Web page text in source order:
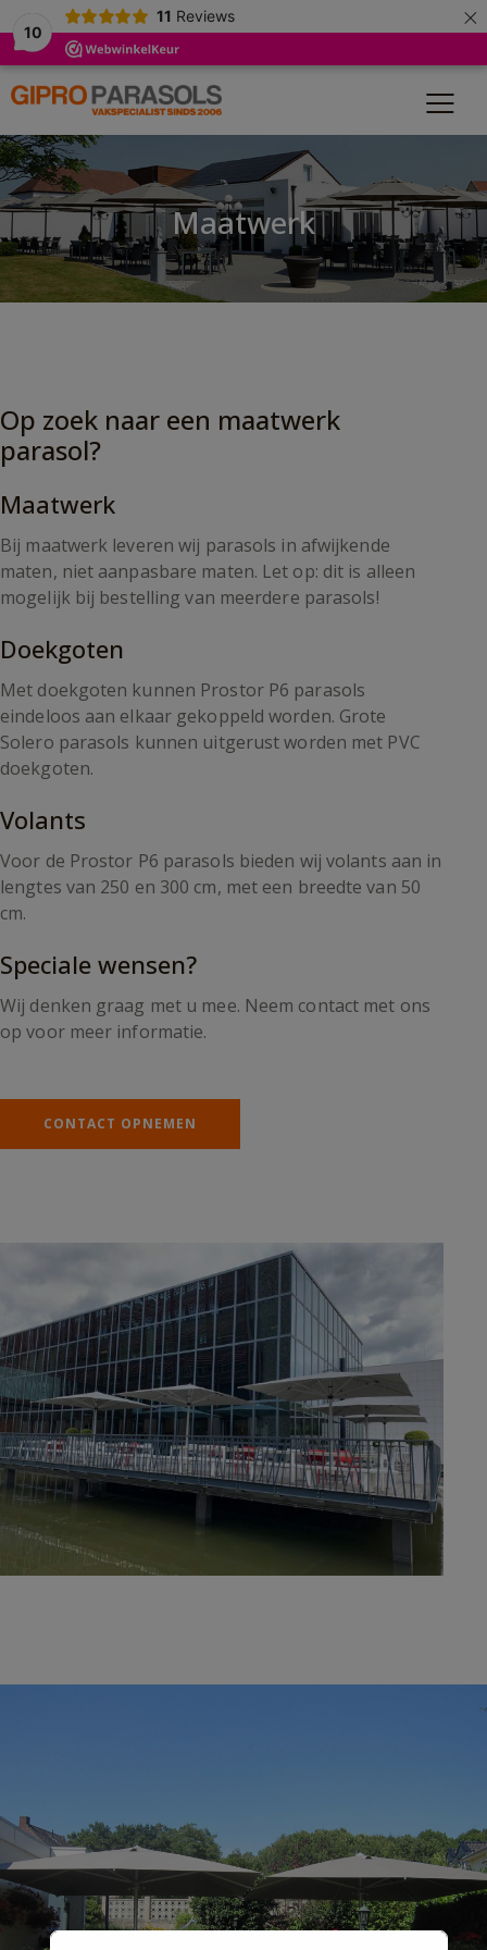
10
11 Reviews ×
Maatwerk
Op zoek naar een maatwerk
parasol?
Maatwerk
Bij maatwerk leveren wij parasols in afwijkende
maten, niet aanpasbare maten. Let op: dit is alleen
mogelijk bij bestelling van meerdere parasols!
Doekgoten
Met doekgoten kunnen Prostor P6 parasols
eindeloos aan elkaar gekoppeld worden. Grote
Solero parasols kunnen uitgerust worden met PVC
doekgoten.
Volants
Voor de Prostor P6 parasols bieden wij volants aan in
lengtes van 250 en 300 cm, met een breedte van 50
cm.
Speciale wensen?
Wij denken graag met u mee. Neem contact met ons
op voor meer informatie.
CONTACT OPNEMEN